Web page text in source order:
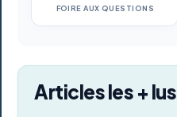
FOIRE AUX QUESTIONS
Articles les + lus